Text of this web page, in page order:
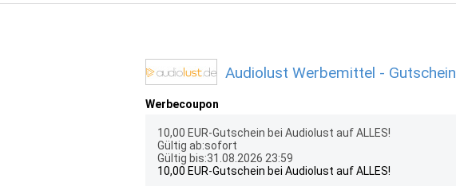
Audiolust Werbemittel - Gutschein
Werbecoupon
10,00 EUR-Gutschein bei Audiolust auf ALLES!
Gültig ab:sofort
Gültig bis:31.08.2026 23:59
10,00 EUR-Gutschein bei Audiolust auf ALLES!